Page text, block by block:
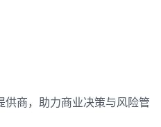
供商，助力商业决策与风险管